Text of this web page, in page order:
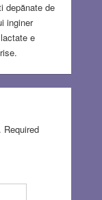
depănate de
inginer
e
Required